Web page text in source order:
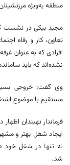
منطقه به‌ویژه
مجید بیکی در نشست
تعاون، کار و رفاه
افرادی که به عنوان
نشده‌اند که باید
وی گفت: خروجی
مستقیم با موضوع
فرماندار نهبندان
ایجاد شغل بهتر و
نه تنها در شغل خود
شد.